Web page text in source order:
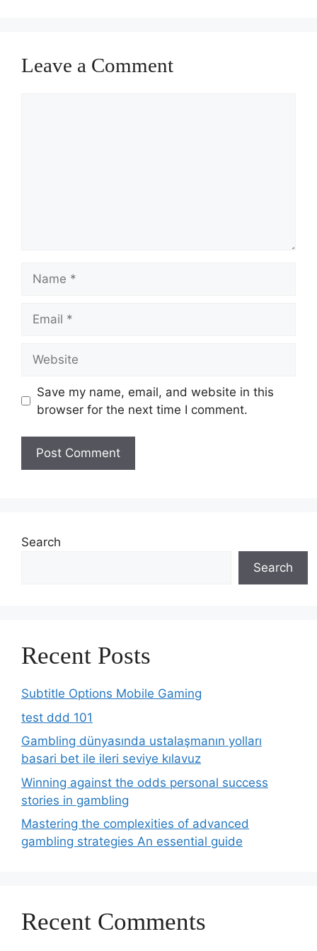
Leave a Comment
Save my name, email, and website in this
browser for the next time I comment.
Search
Search
Recent Posts
Subtitle Options Mobile Gaming
test ddd 101
Gambling dünyasında ustalaşmanın yolları
basari bet ile ileri seviye kılavuz
Winning against the odds personal success
stories in gambling
Mastering the complexities of advanced
gambling strategies An essential guide
Recent Comments